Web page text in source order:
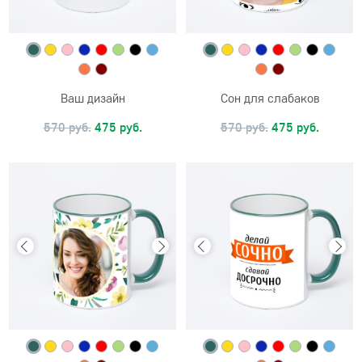
Ваш дизайн
570 руб. 475 руб.
Сон для слабаков
570 руб. 475 руб.